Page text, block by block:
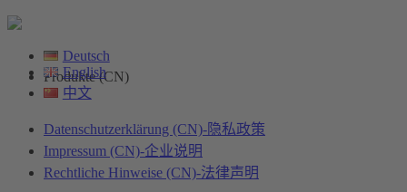
Produkte (CN)
Deutsch
English
中文
Datenschutzerklärung (CN)-隐私政策
Impressum (CN)-企业说明
Rechtliche Hinweise (CN)-法律声明